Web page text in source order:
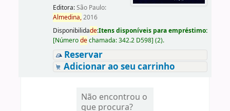
Editora:São Paulo:
Almedina,2016
Disponibilidade:Itens disponíveis para empréstimo:
[Númerodechamada:342.2 D598] (2).
Reservar
Adicionar ao seu carrinho
Não encontrou o
que procura?